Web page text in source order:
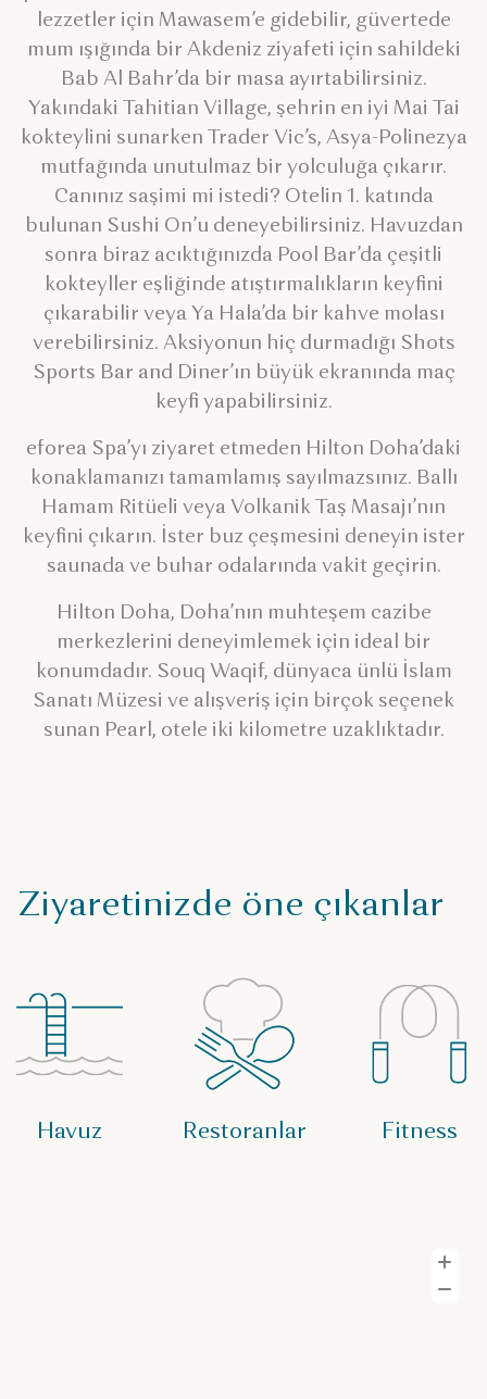
lezzetler için Mawasem’e gidebilir, güvertede
mum ışığında bir Akdeniz ziyafeti için sahildeki
Bab Al Bahr’da bir masa ayırtabilirsiniz.
Yakındaki Tahitian Village, şehrin en iyi Mai Tai
kokteylini sunarken Trader Vic’s, Asya-Polinezya
mutfağında unutulmaz bir yolculuğa çıkarır.
Canınız saşimi mi istedi? Otelin 1. katında
bulunan Sushi On’u deneyebilirsiniz. Havuzdan
sonra biraz acıktığınızda Pool Bar’da çeşitli
kokteyller eşliğinde atıştırmalıkların keyfini
çıkarabilir veya Ya Hala’da bir kahve molası
verebilirsiniz. Aksiyonun hiç durmadığı Shots
Sports Bar and Diner’ın büyük ekranında maç
keyfi yapabilirsiniz.
eforea Spa’yı ziyaret etmeden Hilton Doha’daki
konaklamanızı tamamlamış sayılmazsınız. Ballı
Hamam Ritüeli veya Volkanik Taş Masajı’nın
keyfini çıkarın. İster buz çeşmesini deneyin ister
saunada ve buhar odalarında vakit geçirin.
Hilton Doha, Doha’nın muhteşem cazibe
merkezlerini deneyimlemek için ideal bir
konumdadır. Souq Waqif, dünyaca ünlü İslam
Sanatı Müzesi ve alışveriş için birçok seçenek
sunan Pearl, otele iki kilometre uzaklıktadır.
Ziyaretinizde öne çıkanlar
Havuz Restoranlar Fitness